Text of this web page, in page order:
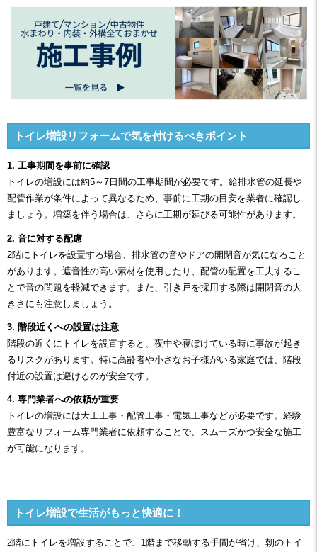
トイレ増設リフォームで気を付けるべきポイント
1. 工事期間を事前に確認
トイレの増設には約5～7日間の工事期間が必要です。給排水管の延長や
配管作業が条件によって異なるため、事前に工期の目安を業者に確認し
ましょう。増築を伴う場合は、さらに工期が延びる可能性があります。
2. 音に対する配慮
2階にトイレを設置する場合、排水管の音やドアの開閉音が気になること
があります。遮音性の高い素材を使用したり、配管の配置を工夫するこ
とで音の問題を軽減できます。また、引き戸を採用する際は開閉音の大
きさにも注意しましょう。
3. 階段近くへの設置は注意
階段の近くにトイレを設置すると、夜中や寝ぼけている時に事故が起き
るリスクがあります。特に高齢者や小さなお子様がいる家庭では、階段
付近の設置は避けるのが安全です。
4. 専門業者への依頼が重要
トイレの増設には大工工事・配管工事・電気工事などが必要です。経験
豊富なリフォーム専門業者に依頼することで、スムーズかつ安全な施工
が可能になります。
トイレ増設で生活がもっと快適に！
2階にトイレを増設することで、1階まで移動する手間が省け、朝のトイ